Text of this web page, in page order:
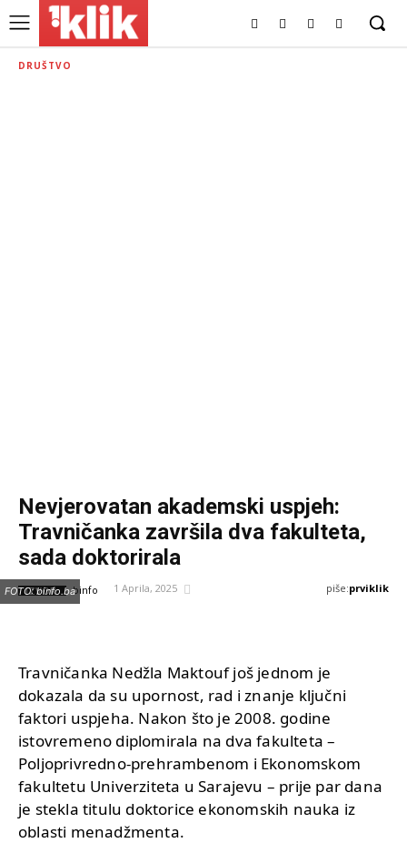
DRUŠTVO
Nevjerovatan akademski uspjeh:
Travničanka završila dva fakulteta,
sada doktorirala
IZVOR: binfo 1 Aprila, 2025 piše:prviklik
FOTO: binfo.ba
Travničanka Nedžla Maktouf još jednom je
dokazala da su upornost, rad i znanje ključni
faktori uspjeha. Nakon što je 2008. godine
istovremeno diplomirala na dva fakulteta –
Poljoprivredno-prehrambenom i Ekonomskom
fakultetu Univerziteta u Sarajevu – prije par dana
je stekla titulu doktorice ekonomskih nauka iz
oblasti menadžmenta.